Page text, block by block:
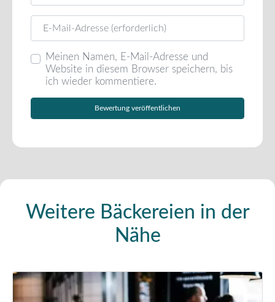
E-Mail
Meinen Namen, E-Mail-Adresse und
Website in diesem Browser speichern, bis
ich wieder kommentiere.
Weitere Bäckereien in der
Nähe